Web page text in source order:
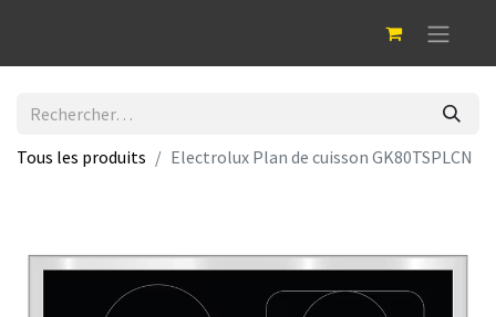
Tous les produits Electrolux Plan de cuisson GK80TSPLCN